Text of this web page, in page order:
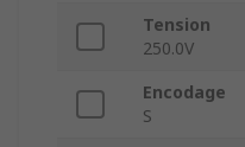
Tension
250.0V
Encodage
S